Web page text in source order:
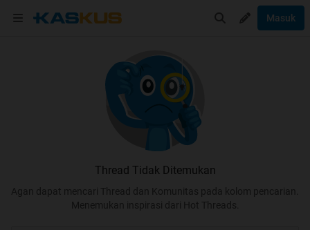
Masuk
Thread Tidak Ditemukan
Agan dapat mencari Thread dan Komunitas pada kolom pencarian.
Menemukan inspirasi dari Hot Threads.